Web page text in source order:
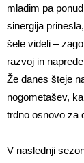
mladim pa
sinergija
šele videli –
razvoj in
Že danes šteje
nogometašev,
trdno osnovo za
V naslednji